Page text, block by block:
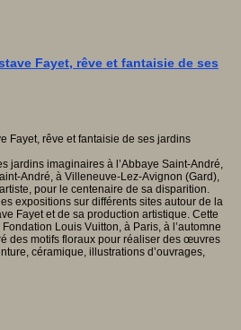
Fayet, rêve et fantaisie de ses
jardins imaginaires à l’Abbaye Saint-André,
André, à Villeneuve-Lez-Avignon (Gard),
pour le centenaire de sa disparition.
expositions sur différents sites autour de la
Fayet et de sa production artistique. Cette
Louis Vuitton, à Paris, à l’automne
des motifs floraux pour réaliser des œuvres
céramique, illustrations d’ouvrages,